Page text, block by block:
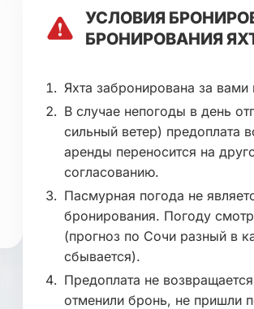
УСЛОВИЯ
БРОНИРОВАНИЯ
Яхта забронирована за
В случае непогоды в день
сильный ветер) предоплата
аренды переносится на
согласованию.
Пасмурная погода не
бронирования. Погоду
(прогноз по Сочи разный в
сбывается).
Предоплата не
отменили бронь, не пришли